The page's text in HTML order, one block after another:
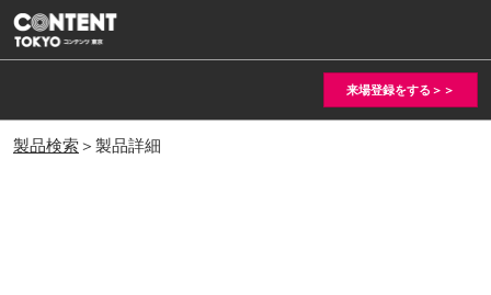
ス
キ
ッ
し
て
来場登録をする＞＞
製品検索＞製品詳細